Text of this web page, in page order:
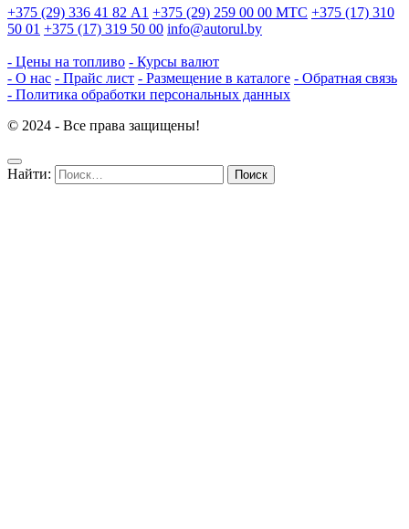
+375 (29) 336 41 82 А1 +375 (29) 259 00 00 МТС +375 (17) 310
50 01 +375 (17) 319 50 00 info@autorul.by
- Цены на топливо - Курсы валют
- О нас - Прайс лист - Размещение в каталоге - Обратная связь
- Политика обработки персональных данных
© 2024 - Все права защищены!
Найти: